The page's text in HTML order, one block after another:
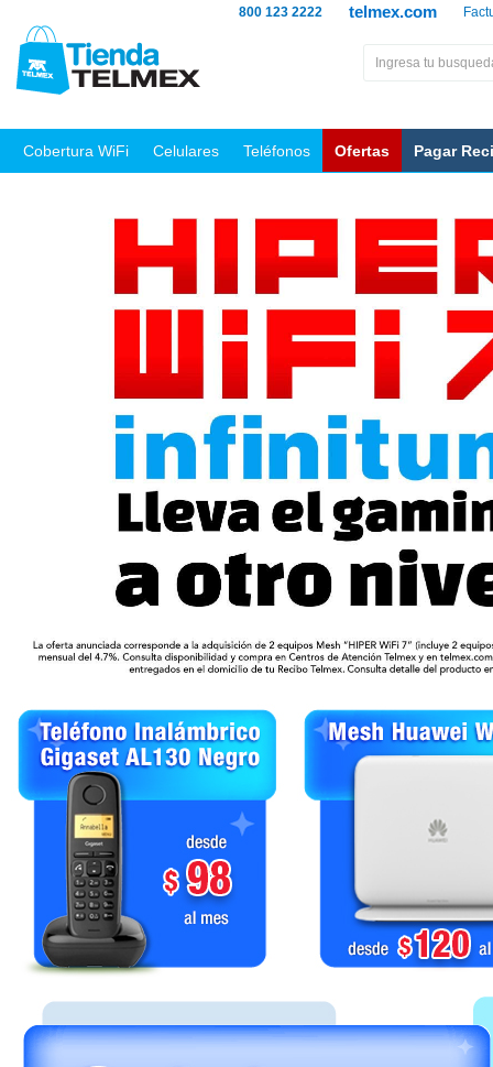
telmex.com
800 123 2222
Cobertura WiFi Celulares Teléfonos Ofertas Pagar